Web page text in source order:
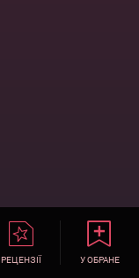
РЕЦЕНЗІЇ У ОБРАНЕ